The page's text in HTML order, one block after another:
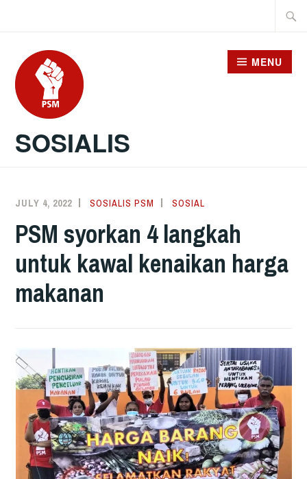
content
SOSIALIS
MENU
JULY 4, 2022 SOSIALIS PSM SOSIAL
PSM syorkan 4 langkah
untuk kawal kenaikan harga
makanan